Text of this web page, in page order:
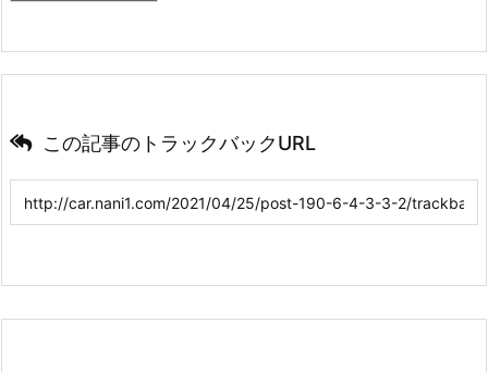
この記事のトラックバックURL